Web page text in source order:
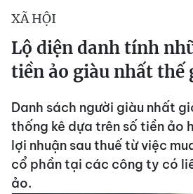
XÃ HỘI
Lộ diện danh tính
tiền ảo giàu nhất thế
Danh sách người giàu nhất
thống kê dựa trên số tiền ảo
lợi nhuận sau thuế từ việc
cổ phần tại các công ty có
ảo.